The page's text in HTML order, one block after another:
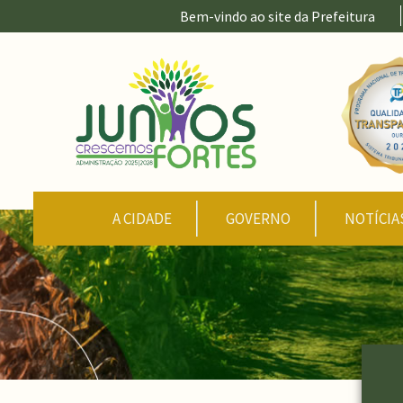
Bem-vindo ao site da Prefeitura
CONTEÚDO DO MENU
A CIDADE GOVERNO
Conteúdo Principal